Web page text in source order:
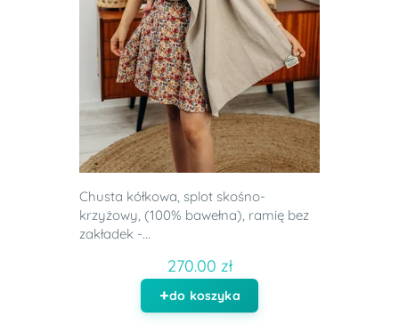
Chusta kółkowa, splot skośno-
krzyżowy, (100% bawełna), ramię bez
zakładek -...
270.00 zł
do koszyka